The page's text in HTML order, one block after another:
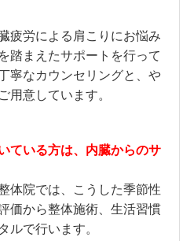
疲労による肩こりにお悩み
踏まえたサポートを行って
寧なカウンセリングと、や
用意しています。
ている方は、内臓からのサ
体院では、こうした季節性
価から整体施術、生活習慣
ルで行います。